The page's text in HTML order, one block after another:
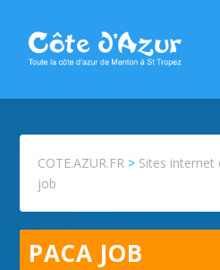
COTE.AZUR.FR > Sites internet
job
PACA JOB